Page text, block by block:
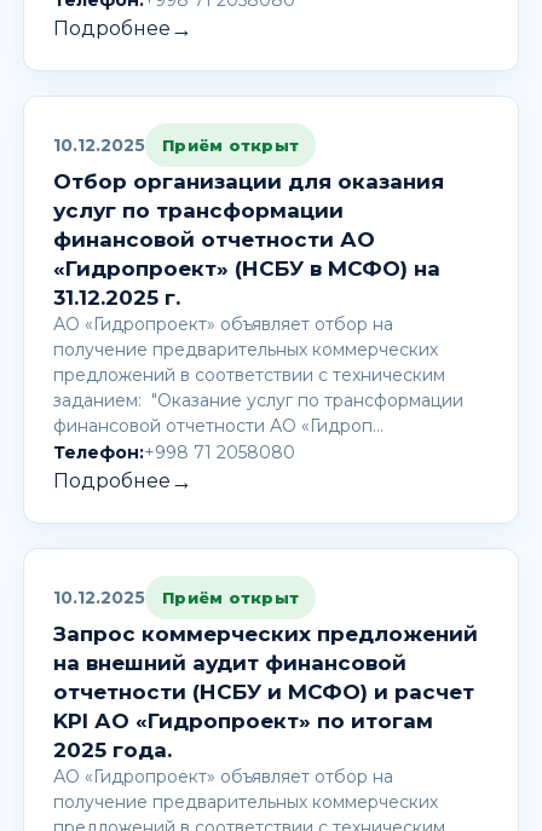
Подробнее →
10.12.2025 Приём открыт
Отбор организации для оказания
услуг по трансформации
финансовой отчетности АО
«Гидропроект» (НСБУ в МСФО) на
31.12.2025 г.
АО «Гидропроект» объявляет отбор на
получение предварительных коммерческих
предложений в соответствии с техническим
заданием: "Оказание услуг по трансформации
финансовой отчетности АО «Гидроп…
Телефон:+998 71 2058080
Подробнее →
10.12.2025 Приём открыт
Запрос коммерческих предложений
на внешний аудит финансовой
отчетности (НСБУ и МСФО) и расчет
KPI АО «Гидропроект» по итогам
2025 года.
АО «Гидропроект» объявляет отбор на
получение предварительных коммерческих